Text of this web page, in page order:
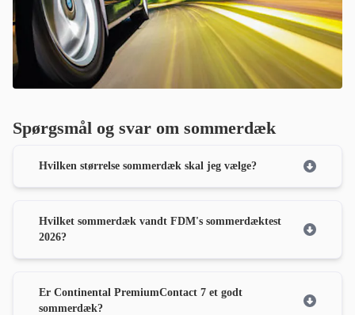
Spørgsmål og svar om sommerdæk
Hvilken størrelse sommerdæk skal jeg vælge?
Hvilket sommerdæk vandt FDM's sommerdæktest
2026?
Er Continental PremiumContact 7 et godt
sommerdæk?